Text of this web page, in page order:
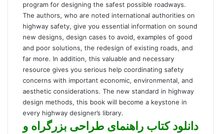
program for designing the safest possible roadways.
The authors, who are noted international authorities on
highway safety, give you essential information on sound
new designs, design cases to avoid, examples of good
and poor solutions, the redesign of existing roads, and
far more. In addition, this valuable and necessary
resource gives you serious help coordinating safety
concerns with important economic, environmental, and
aesthetic considerations. The new standard in highway
design methods, this book will become a keystone in
every highway designer’s library.
دانلود کتاب راهنمای طراحی بزرگراه و